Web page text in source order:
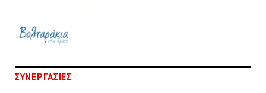
ΣΥΝΕΡΓΑΣΙΕΣ